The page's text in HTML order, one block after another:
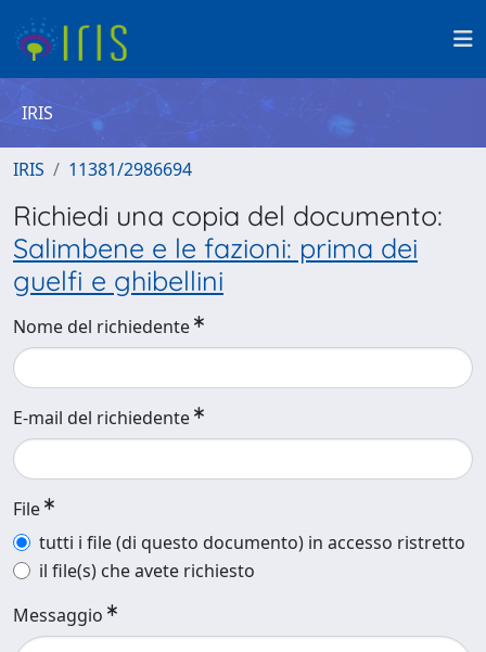
IRIS
IRIS 11381/2986694
Richiedi una copia del documento:
Salimbene e le fazioni: prima dei
guelfi e ghibellini
Nome del richiedente
E-mail del richiedente
File
tutti i file (di questo documento) in accesso ristretto
il file(s) che avete richiesto
Messaggio